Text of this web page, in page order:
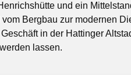
und ein
Bergbau zur modernen
in der Hattinger
lassen.